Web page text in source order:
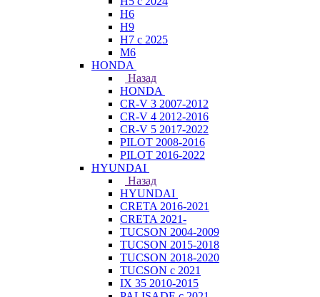
H6
H9
H7 с 2025
M6
HONDA
Назад
HONDA
CR-V 3 2007-2012
CR-V 4 2012-2016
CR-V 5 2017-2022
PILOT 2008-2016
PILOT 2016-2022
HYUNDAI
Назад
HYUNDAI
CRETA 2016-2021
CRETA 2021-
TUCSON 2004-2009
TUCSON 2015-2018
TUCSON 2018-2020
TUCSON с 2021
IX 35 2010-2015